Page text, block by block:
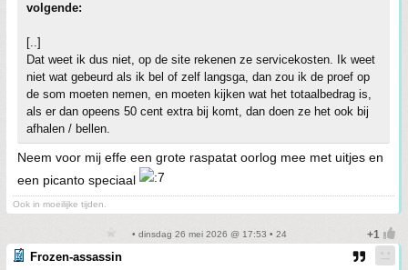
volgende:
[..]
Dat weet ik dus niet, op de site rekenen ze servicekosten. Ik weet
niet wat gebeurd als ik bel of zelf langsga, dan zou ik de proef op
de som moeten nemen, en moeten kijken wat het totaalbedrag is,
als er dan opeens 50 cent extra bij komt, dan doen ze het ook bij
afhalen / bellen.
Neem voor mij effe een grote raspatat oorlog mee met uitjes en
een picanto speciaal
Ook in moeilijke tijden.
• dinsdag 26 mei 2026 @ 17:53 • 24
Frozen-assassin